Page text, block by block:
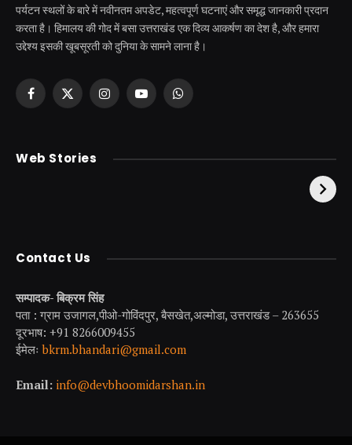
पर्यटन स्थलों के बारे में नवीनतम अपडेट, महत्वपूर्ण घटनाएं और समृद्ध जानकारी प्रदान
करता है। हिमालय की गोद में बसा उत्तराखंड एक दिव्य आकर्षण का देश है, और हमारा
उद्देश्य इसकी खूबसूरती को दुनिया के सामने लाना है।
Facebook
X
InstagramYouTubeWhatsApp
Web Stories
केदारनाथ से पहले होती है
उत्तराखंड की एक ऐसी
Contact Us
सम्पादक- बिक्रम सिंह
पता : ग्राम उजागल,पीओ-गोविंदपुर, बैसखेत,अल्मोडा, उत्तराखंड – 263655
दूरभाष: +91 8266009455
ईमेलःbkrm.bhandari@gmail.com
Email: info@devbhoomidarshan.in